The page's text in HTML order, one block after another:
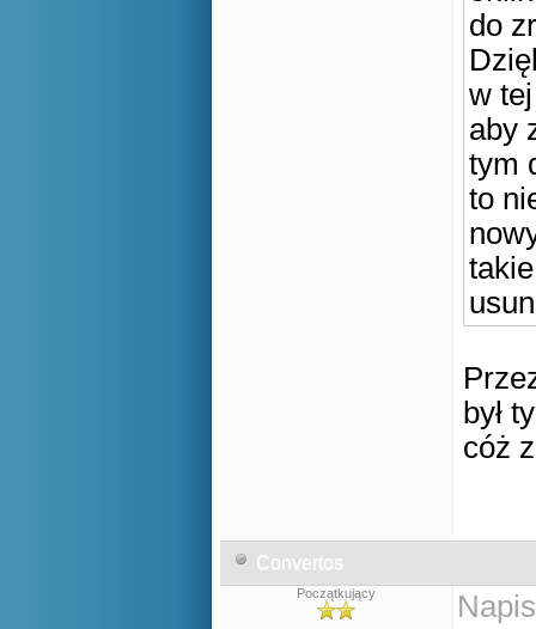
do
w
aby
tym
to
był
cóż
Convertos
Początkujący